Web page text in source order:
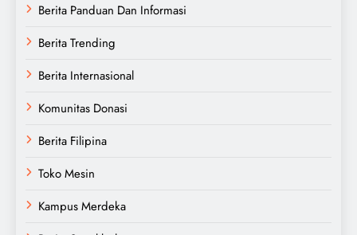
Berita Panduan Dan Informasi
Berita Trending
Berita Internasional
Komunitas Donasi
Berita Filipina
Toko Mesin
Kampus Merdeka